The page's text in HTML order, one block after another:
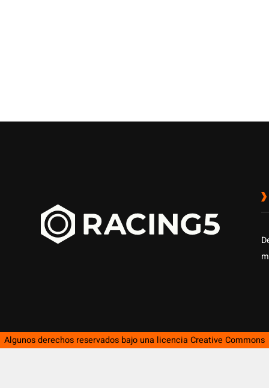
Algunos derechos reservados bajo una licencia Creative Commons